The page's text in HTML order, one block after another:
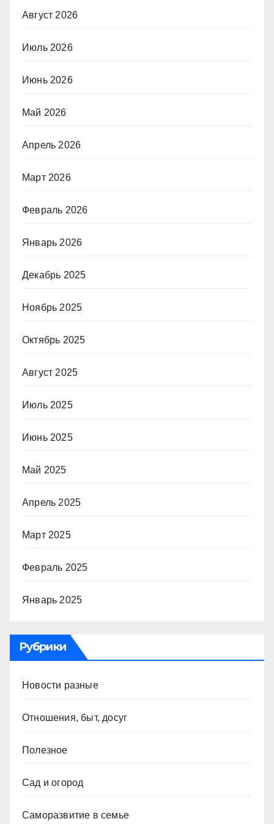
Август 2026
Июль 2026
Июнь 2026
Май 2026
Апрель 2026
Март 2026
Февраль 2026
Январь 2026
Декабрь 2025
Ноябрь 2025
Октябрь 2025
Август 2025
Июль 2025
Июнь 2025
Май 2025
Апрель 2025
Март 2025
Февраль 2025
Январь 2025
Рубрики
Новости разные
Отношения, быт, досуг
Полезное
Сад и огород
Саморазвитие в семье